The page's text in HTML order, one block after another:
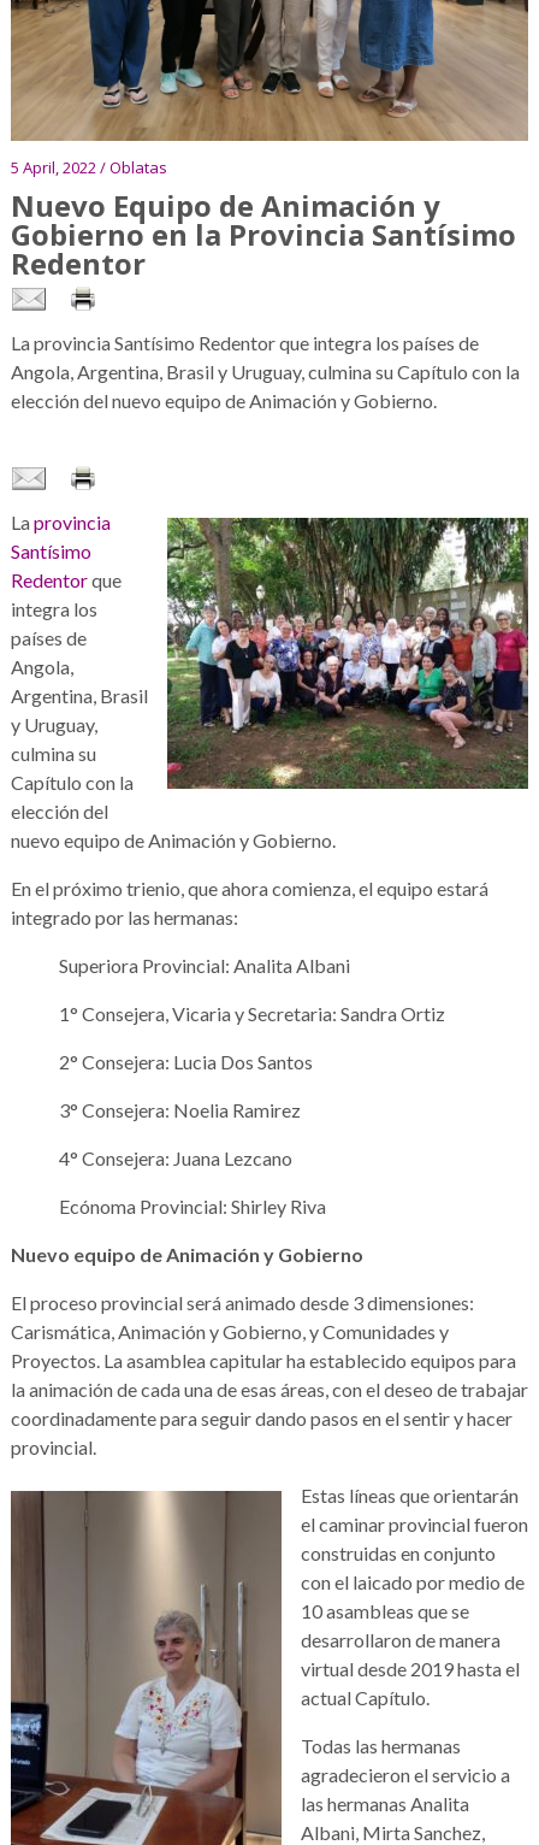
5 April, 2022 / Oblatas
Nuevo Equipo de Animación y
Gobierno en la Provincia Santísimo
Redentor
La provincia Santísimo Redentor que integra los países de
Angola, Argentina, Brasil y Uruguay, culmina su Capítulo con la
elección del nuevo equipo de Animación y Gobierno.
Laprovincia
Santísimo
Redentorque
integra los
países de
Angola,
Argentina, Brasil
y Uruguay,
culmina su
Capítulo con la
elección del
nuevo equipo de Animación y Gobierno.
En el próximo trienio, que ahora comienza, el equipo estará
integrado por las hermanas:
Superiora Provincial: Analita Albani
1° Consejera, Vicaria y Secretaria: Sandra Ortiz
2° Consejera: Lucia Dos Santos
3° Consejera: Noelia Ramirez
4° Consejera: Juana Lezcano
Ecónoma Provincial: Shirley Riva
Nuevo equipo de Animación y Gobierno
El proceso provincial será animado desde 3 dimensiones:
Carismática, Animación y Gobierno, y Comunidades y
Proyectos. La asamblea capitular ha establecido equipos para
la animación de cada una de esas áreas, con el deseo de trabajar
coordinadamente para seguir dando pasos en el sentir y hacer
provincial.
Estas líneas que orientarán
el caminar provincial fueron
construidas en conjunto
con el laicado por medio de
10 asambleas que se
desarrollaron de manera
virtual desde 2019 hasta el
actual Capítulo.
Todas las hermanas
agradecieron el servicio a
las hermanas Analita
Albani, Mirta Sanchez,